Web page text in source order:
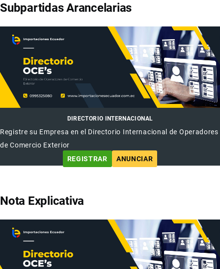
Subpartidas Arancelarias
DIRECTORIO INTERNACIONAL
Registre su Empresa en el Directorio Internacional de Operadores
de Comercio Exterior
REGISTRAR
ANUNCIAR
Nota Explicativa